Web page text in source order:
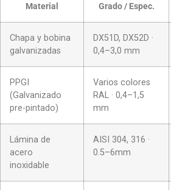
Material Grado / Espec.
Chapa y bobina
galvanizadas
DX51D, DX52D ·
0,4–3,0 mm
PPGI
(Galvanizado
pre-pintado)
Varios colores
RAL · 0,4–1,5
mm
Lámina de
acero
inoxidable
AISI 304, 316 ·
0.5–6mm